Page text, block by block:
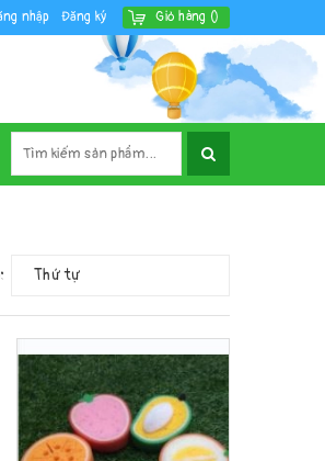
nhập Đăng ký Giỏ hàng ()
Thứ tự